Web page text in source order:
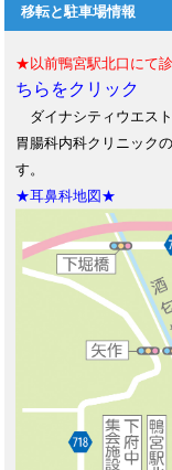
移転と駐車場情報
★以前鴨宮駅北口にて
ちらをクリック
ダイナシティウエス
胃腸科内科クリニック
す。
★耳鼻科地図★